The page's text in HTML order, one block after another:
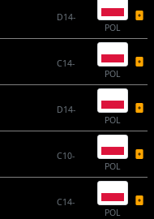
D14-
POL
C14-
POL
D14-
POL
C10-
POL
C14-
POL